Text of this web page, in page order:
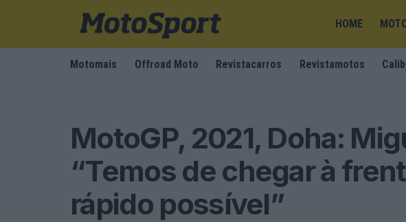
HOME
Motomais Offroad Moto Revistacarros Revistamotos
MotoGP, 2021, Doha:
“Temos de chegar à
rápido possível”